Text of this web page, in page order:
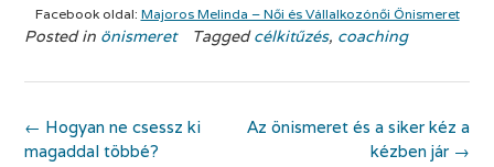
Facebook oldal: Majoros Melinda – Női és Vállalkozónői Önismeret
Posted in önismeret Taggedcélkitűzés, coaching
Post
navigation
Az önismeret és a siker kéz a
kézben jár →
← Hogyan ne csessz ki
magaddal többé?